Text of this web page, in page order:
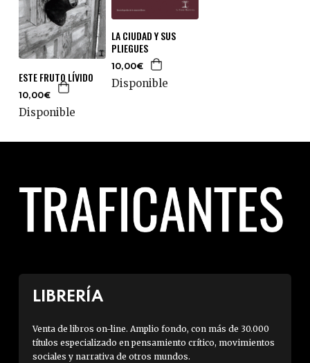
ESTE FRUTO LÍVIDO
10,00€
Disponible
LA CIUDAD Y SUS
PLIEGUES
10,00€
Disponible
LIBRERÍA
Venta de libros on-line. Amplio fondo, con más de 30.000
títulos especializado en pensamiento crítico, movimientos
sociales y narrativa de otros mundos.